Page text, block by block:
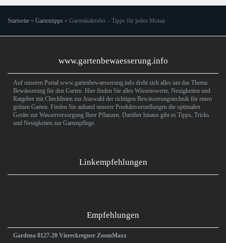
Startseite » Gartentipps » Gartenkalender – Tipps für jeden Monat
www.gartenbewaesserung.info
Auf unseren Portal www.gartenbewaesserung.info dreht sich alles um das Thema
Bewässerung für den Garten. Hier finden Sie alles Wissenswerte, Neuigkeiten und
Ratgeber mit Checklisten zur Auswahl der richtigen Bewässerungstechnik für einen
grünen Garten. Finden Sie anhand unserer Produktvorstellungen die optimalen
Geräte zur Wasserversorgung Ihrer Pflanzen. Darüber hinaus gibt es Tipps, Tricks
und Neuigkeiten zur Gartenpflege.
Linkempfehlungen
Empfehlungen
Gardena 8127-20 Viereckregner ZoomMaxx